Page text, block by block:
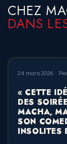
CHEZ
DANS
24 mars 2026 ·
« CETTE
DES
MACHA,
SON
INSOLITES